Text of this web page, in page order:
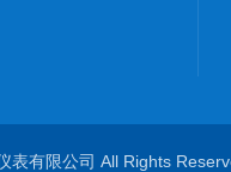
表有限公司 All Rights